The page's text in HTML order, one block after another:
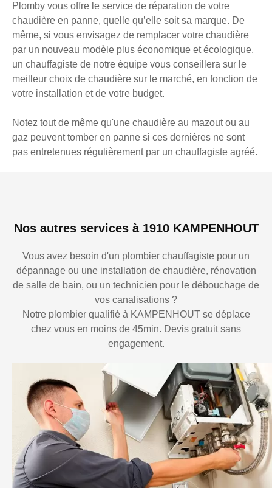
Plomby vous offre le service de réparation de votre
chaudière en panne, quelle qu’elle soit sa marque. De
même, si vous envisagez de remplacer votre chaudière
par un nouveau modèle plus économique et écologique,
un chauffagiste de notre équipe vous conseillera sur le
meilleur choix de chaudière sur le marché, en fonction de
votre installation et de votre budget.
Notez tout de même qu'une chaudière au mazout ou au
gaz peuvent tomber en panne si ces dernières ne sont
pas entretenues régulièrement par un chauffagiste agréé.
Nos autres services à 1910 KAMPENHOUT
Vous avez besoin d'un plombier chauffagiste pour un
dépannage ou une installation de chaudière, rénovation
de salle de bain, ou un technicien pour le débouchage de
vos canalisations ?
Notre plombier qualifié à KAMPENHOUT se déplace
chez vous en moins de 45min. Devis gratuit sans
engagement.